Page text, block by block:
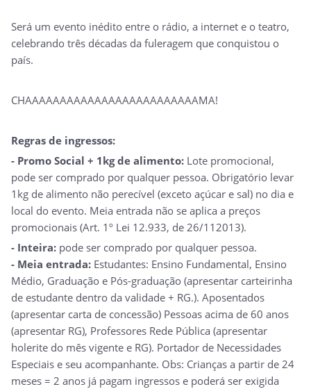
Será um evento inédito entre o rádio, a internet e o teatro,
celebrando três décadas da fuleragem que conquistou o
país.
CHAAAAAAAAAAAAAAAAAAAAAAAAAMA!
Regras de ingressos:
- Promo Social + 1kg de alimento: Lote promocional,
pode ser comprado por qualquer pessoa. Obrigatório levar
1kg de alimento não perecível (exceto açúcar e sal) no dia e
local do evento. Meia entrada não se aplica a preços
promocionais (Art. 1º Lei 12.933, de 26/112013).
- Inteira: pode ser comprado por qualquer pessoa.
- Meia entrada: Estudantes: Ensino Fundamental, Ensino
Médio, Graduação e Pós-graduação (apresentar carteirinha
de estudante dentro da validade + RG.). Aposentados
(apresentar carta de concessão) Pessoas acima de 60 anos
(apresentar RG), Professores Rede Pública (apresentar
holerite do mês vigente e RG). Portador de Necessidades
Especiais e seu acompanhante. Obs: Crianças a partir de 24
meses = 2 anos já pagam ingressos e poderá ser exigida